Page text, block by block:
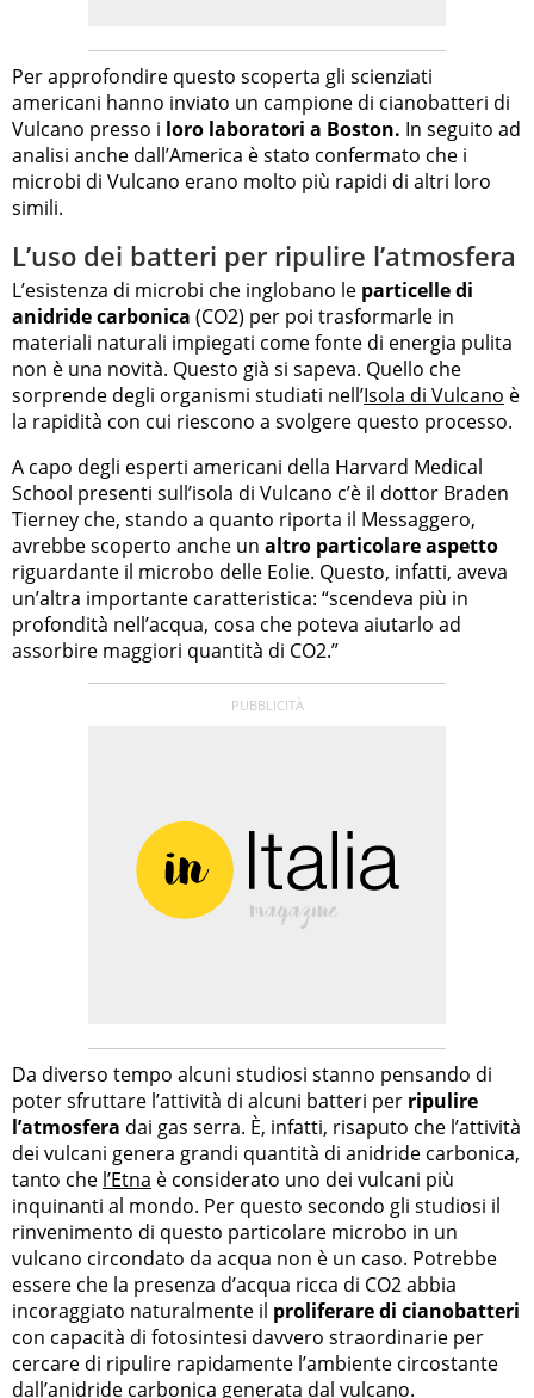
Per approfondire questo scoperta gli scienziati
americani hanno inviato un campione di cianobatteri di
Vulcano presso i loro laboratori a Boston. In seguito ad
analisi anche dall’America è stato confermato che i
microbi di Vulcano erano molto più rapidi di altri loro
simili.
L’uso dei batteri per ripulire l’atmosfera
L’esistenza di microbi che inglobano le particelle di
anidride carbonica (CO2) per poi trasformarle in
materiali naturali impiegati come fonte di energia pulita
non è una novità. Questo già si sapeva. Quello che
sorprende degli organismi studiati nell’Isola di Vulcano è
la rapidità con cui riescono a svolgere questo processo.
A capo degli esperti americani della Harvard Medical
School presenti sull’isola di Vulcano c’è il dottor Braden
Tierney che, stando a quanto riporta il Messaggero,
avrebbe scoperto anche un altro particolare aspetto
riguardante il microbo delle Eolie. Questo, infatti, aveva
un’altra importante caratteristica: “scendeva più in
profondità nell’acqua, cosa che poteva aiutarlo ad
assorbire maggiori quantità di CO2.”
Da diverso tempo alcuni studiosi stanno pensando di
poter sfruttare l’attività di alcuni batteri per ripulire
l’atmosfera dai gas serra. È, infatti, risaputo che l’attività
dei vulcani genera grandi quantità di anidride carbonica,
tanto che l’Etna è considerato uno dei vulcani più
inquinanti al mondo. Per questo secondo gli studiosi il
rinvenimento di questo particolare microbo in un
vulcano circondato da acqua non è un caso. Potrebbe
essere che la presenza d’acqua ricca di CO2 abbia
incoraggiato naturalmente il proliferare di cianobatteri
con capacità di fotosintesi davvero straordinarie per
cercare di ripulire rapidamente l’ambiente circostante
dall’anidride carbonica generata dal vulcano.